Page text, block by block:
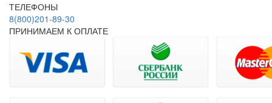
ТЕЛЕФОНЫ
8(800)201-89-30
ПРИНИМАЕМ К ОПЛАТЕ